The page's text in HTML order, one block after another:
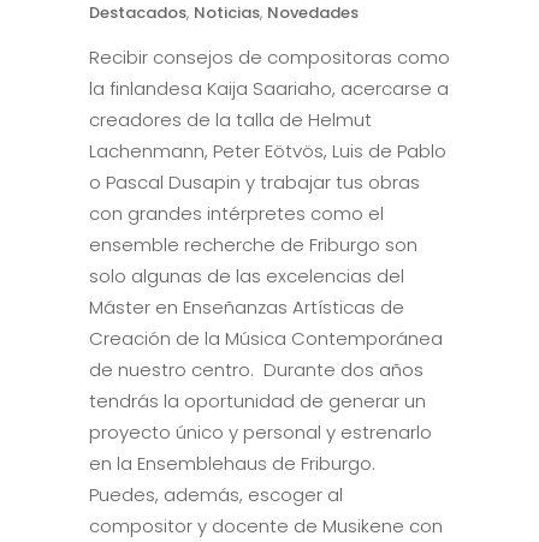
Destacados, Noticias, Novedades
Recibir consejos de compositoras como
la finlandesa Kaija Saariaho, acercarse a
creadores de la talla de Helmut
Lachenmann, Peter Eötvös, Luis de Pablo
o Pascal Dusapin y trabajar tus obras
con grandes intérpretes como el
ensemble recherche de Friburgo son
solo algunas de las excelencias del
Máster en Enseñanzas Artísticas de
Creación de la Música Contemporánea
de nuestro centro. Durante dos años
tendrás la oportunidad de generar un
proyecto único y personal y estrenarlo
en la Ensemblehaus de Friburgo.
Puedes, además, escoger al
compositor y docente de Musikene con